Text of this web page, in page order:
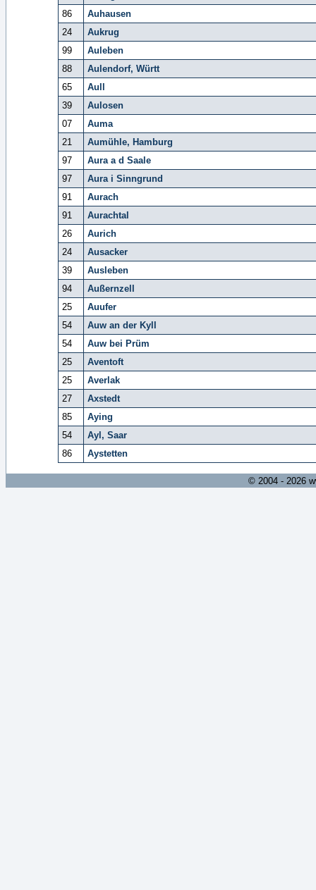
86
Auhausen
24
Aukrug
99
Auleben
88
Aulendorf, Württ
65
Aull
39
Aulosen
07
Auma
21
Aumühle, Hamburg
97
Aura a d Saale
97
Aura i Sinngrund
91
Aurach
91
Aurachtal
26
Aurich
24
Ausacker
39
Ausleben
94
Außernzell
25
Auufer
54
Auw an der Kyll
54
Auw bei Prüm
25
Aventoft
25
Averlak
27
Axstedt
85
Aying
54
Ayl, Saar
86
Aystetten
© 2004 - 2026